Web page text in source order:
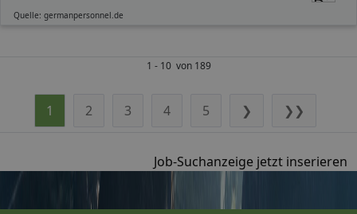
Quelle: germanpersonnel.de
1 - 10 von 189
1 2 3 4 5 ❯ ❯❯
Job-Suchanzeige jetzt inserieren